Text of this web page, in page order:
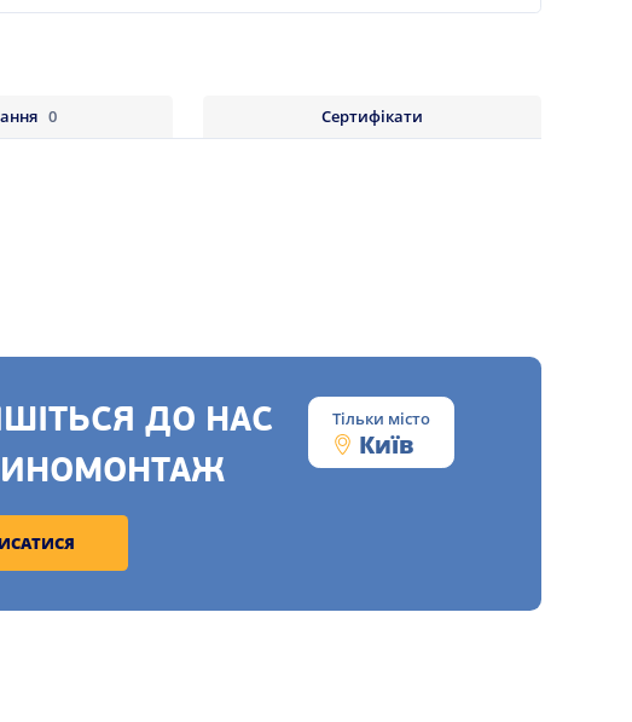
0 Сертифікати
ДО НАС
Тільки місто
Київ